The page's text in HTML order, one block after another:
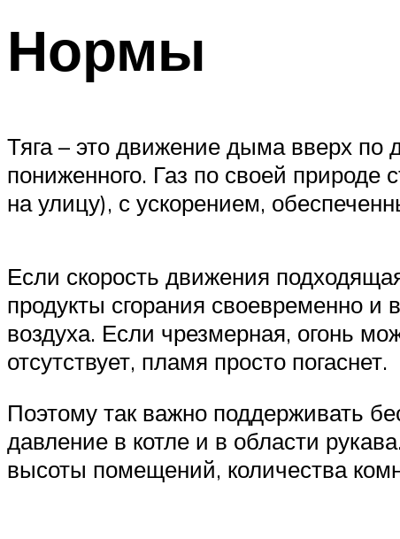
Нормы
Тяга – это движение дыма вверх по
пониженного. Газ по своей природе
на улицу), с ускорением,
Если скорость движения
продукты сгорания своевременно и
воздуха. Если чрезмерная, огонь
отсутствует, пламя просто погаснет.
Поэтому так важно поддерживать
давление в котле и в области
высоты помещений, количества